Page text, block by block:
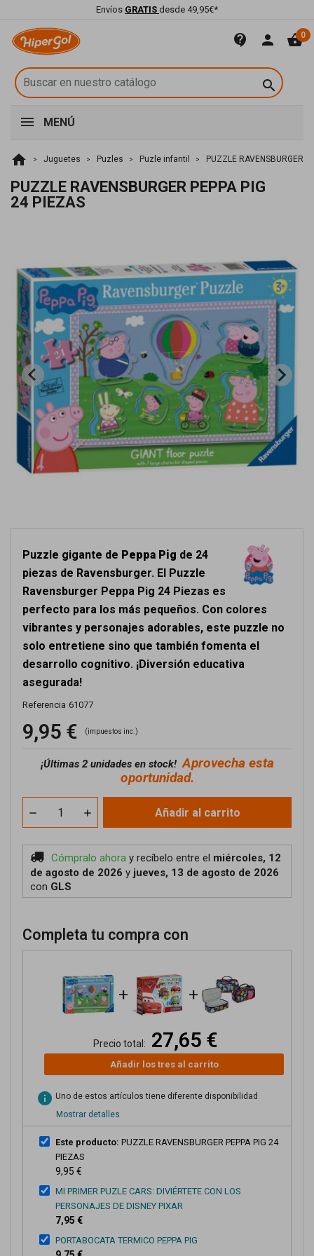
Envíos GRATIS desde 49,95€*
contact_support person shopping_basket0

MENÚ
home Juguetes Puzles Puzle infantil PUZZLE RAVENSBURGER
PUZZLE RAVENSBURGER PEPPA PIG
24 PIEZAS
Puzzle gigante de Peppa Pig de 24
piezas de Ravensburger. El Puzzle
Ravensburger Peppa Pig 24 Piezas es
perfecto para los más pequeños. Con colores
vibrantes y personajes adorables, este puzzle no
solo entretiene sino que también fomenta el
desarrollo cognitivo. ¡Diversión educativa
asegurada!
Referencia 61077
9,95 € (impuestos inc.)
¡Últimas 2 unidades en stock!Aprovecha esta
oportunidad.
Añadir al carrito
Cómpralo ahora y recíbelo entre el miércoles, 12
de agosto de 2026 y jueves, 13 de agosto de 2026
con GLS
Completa tu compra con
+ +
Precio total: 27,65 €
Añadir los tres al carrito
info Uno de estos artículos tiene diferente disponibilidad
Mostrar detalles
Este producto: PUZZLE RAVENSBURGER PEPPA PIG 24
PIEZAS
9,95 €
MI PRIMER PUZLE CARS: DIVIÉRTETE CON LOS
PERSONAJES DE DISNEY PIXAR
7,95 €
PORTABOCATA TERMICO PEPPA PIG